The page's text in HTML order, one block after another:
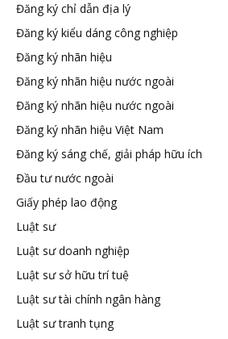
hữu
tuệ
Đăng ký chỉ dẫn địa lý
Đăng ký kiểu dáng công nghiệp
Đăng ký nhãn hiệu
Đăng ký nhãn hiệu nước ngoài
Đăng ký nhãn hiệu nước ngoài
Đăng ký nhãn hiệu Việt Nam
Đăng ký sáng chế, giải pháp hữu ích
Đầu tư nước ngoài
Giấy phép lao động
Luật sư
Luật sư doanh nghiệp
Luật sư sở hữu trí tuệ
Luật sư tài chính ngân hàng
Luật sư tranh tụng